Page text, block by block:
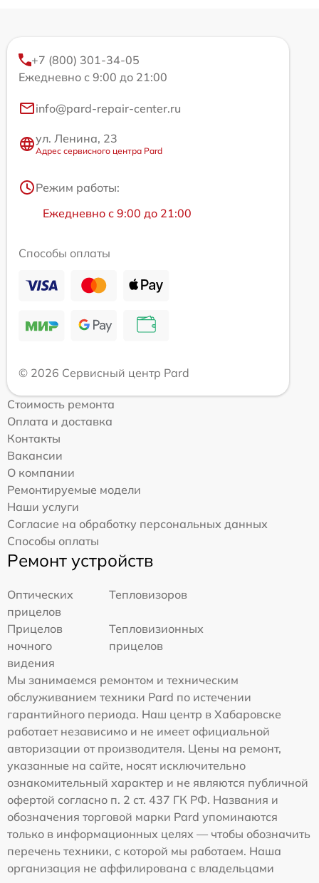
+7 (800) 301-34-05
Ежедневно с 9:00 до 21:00
info@pard-repair-center.ru
ул. Ленина, 23
Адрес сервисного центра Pard
Режим работы:
Ежедневно с 9:00 до 21:00
Способы оплаты
© 2026 Сервисный центр Pard
Стоимость ремонта
Оплата и доставка
Контакты
Вакансии
О компании
Ремонтируемые модели
Наши услуги
Согласие на обработку персональных данных
Способы оплаты
Ремонт устройств
Оптических
прицелов
Тепловизоров
Прицелов
ночного
видения
Тепловизионных
прицелов
Мы занимаемся ремонтом и техническим
обслуживанием техники Pard по истечении
гарантийного периода. Наш центр в Хабаровске
работает независимо и не имеет официальной
авторизации от производителя. Цены на ремонт,
указанные на сайте, носят исключительно
ознакомительный характер и не являются публичной
офертой согласно п. 2 ст. 437 ГК РФ. Названия и
обозначения торговой марки Pard упоминаются
только в информационных целях — чтобы обозначить
перечень техники, с которой мы работаем. Наша
организация не аффилирована с владельцами